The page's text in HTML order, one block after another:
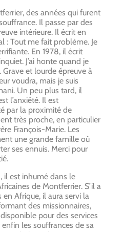
des années qui furent
Il passe par des
intérieure. Il écrit en
: Tout me fait problème. Je
En 1978, il écrit
J’ai honte quand je
et lourde épreuve à
voudra, mais je suis
Un peu plus tard, il
l’anxiété. Il est
par la proximité de
très proche, en particulier
François-Marie. Les
une grande famille où
ses ennuis. Merci pour
il est inhumé dans le
de Montferrier. S’il a
Afrique, il aura servi la
des missionnaires,
pour des services
les souffrances de sa